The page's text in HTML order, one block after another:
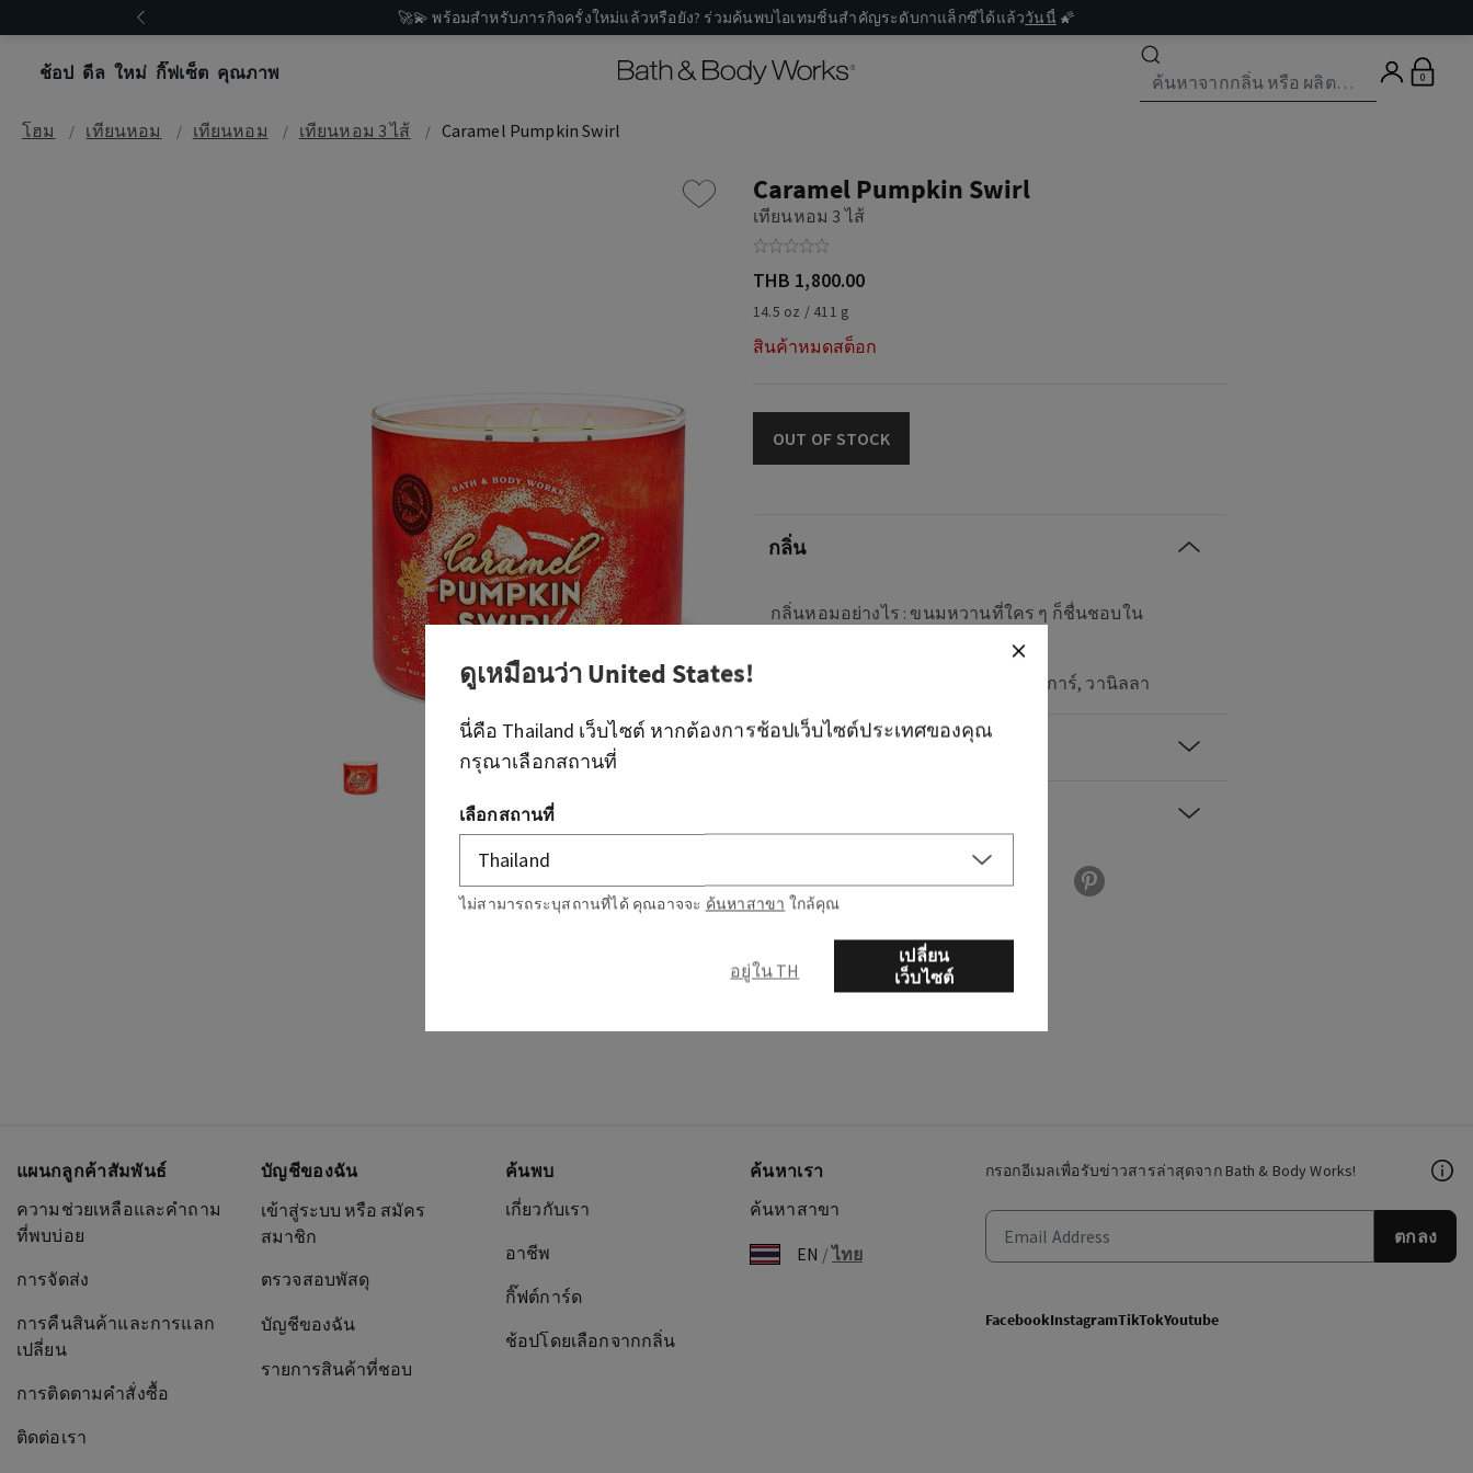
🚀💫 พร้อมสำหรับภารกิจครั้งใหม่แล้วหรือยัง? ร่วมค้นพบไอเทมชิ้นสำคัญระดับกาแล็กซีได้แล้ววันนี้ 🌠
ช้อป ดีล ใหม่ กิ๊ฟเซ็ต คุณภาพ 0
โฮม เทียนหอม เทียนหอม เทียนหอม 3 ไส้ Caramel Pumpkin Swirl
Caramel Pumpkin Swirl
เทียนหอม 3 ไส้
THB 1,800.00
14.5 oz / 411 g
สินค้าหมดสต็อก
OUT OF STOCK
กลิ่น
กลิ่นหอมอย่างไร : ขนมหวานที่ใคร ๆ ก็ชื่นชอบใน
โน้ต: คาราเมล, ซินนาม่อน, บราวน์ชูการ์, วานิลลา
กรอกอีเมลเพื่อรับข่าวสารล่าสุดจาก Bath & Body Works!
ตกลง
FacebookInstagramTikTokYoutube
แผนกลูกค้าสัมพันธ์
ความช่วยเหลือและคำถาม
ที่พบบ่อย
การจัดส่ง
การคืนสินค้าและการแลก
เปลี่ยน
การติดตามคำสั่งซื้อ
ติดต่อเรา
บัญชีของฉัน
เข้าสู่ระบบ หรือ สมัคร
สมาชิก
ตรวจสอบพัสดุ
บัญชีของฉัน
รายการสินค้าที่ชอบ
ค้นพบ
เกี่ยวกับเรา
อาชีพ
กิ๊ฟต์การ์ด
ช้อปโดยเลือกจากกลิ่น
ค้นหาเรา
ค้นหาสาขา
EN /ไทย
ดูเหมือนว่าUnited States!
นี่คือ Thailand เว็บไซต์ หากต้องการช้อปเว็บไซต์ประเทศของคุณ
กรุณาเลือกสถานที่
เลือกสถานที่
ไม่สามารถระบุสถานที่ได้ คุณอาจจะ ค้นหาสาขา ใกล้คุณ
อยู่ใน TH
เปลี่ยน
เว็บไซต์